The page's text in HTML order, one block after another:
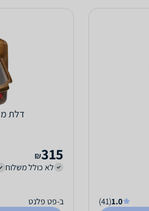
1.0
(41)
דלת
315
₪
לא כולל משלוח
ב-פט פלנט